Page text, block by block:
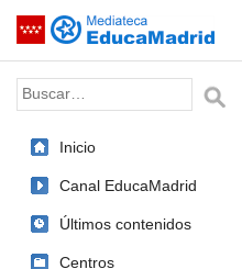
Saltar navegación
Palabra o frase:
Inicio
Canal EducaMadrid
Últimos contenidos
Centros